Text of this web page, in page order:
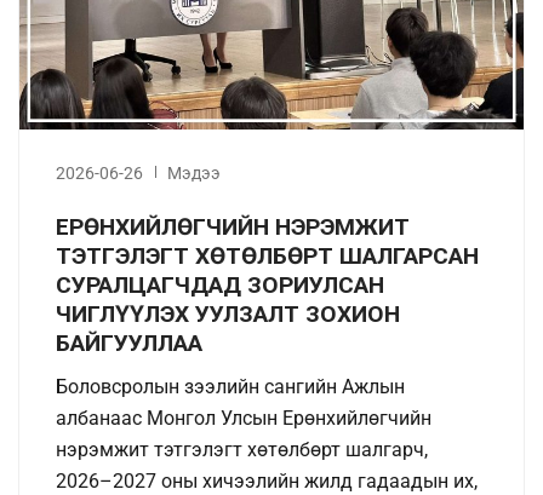
2026-06-26 Мэдээ
ЕРӨНХИЙЛӨГЧИЙН НЭРЭМЖИТ
ТЭТГЭЛЭГТ ХӨТӨЛБӨРТ ШАЛГАРСАН
СУРАЛЦАГЧДАД ЗОРИУЛСАН
ЧИГЛҮҮЛЭХ УУЛЗАЛТ ЗОХИОН
БАЙГУУЛЛАА
Боловсролын зээлийн сангийн Ажлын
албанаас Монгол Улсын Ерөнхийлөгчийн
нэрэмжит тэтгэлэгт хөтөлбөрт шалгарч,
2026–2027 оны хичээлийн жилд гадаадын их,